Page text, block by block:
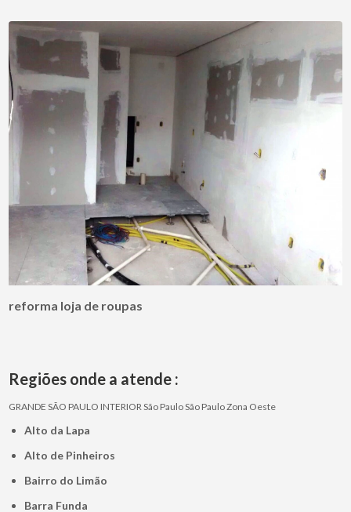
reforma loja de roupas
Regiões onde a atende :
GRANDE SÃO PAULO INTERIOR São PauloSão PauloZona Oeste
Alto da Lapa
Alto de Pinheiros
Bairro do Limão
Barra Funda